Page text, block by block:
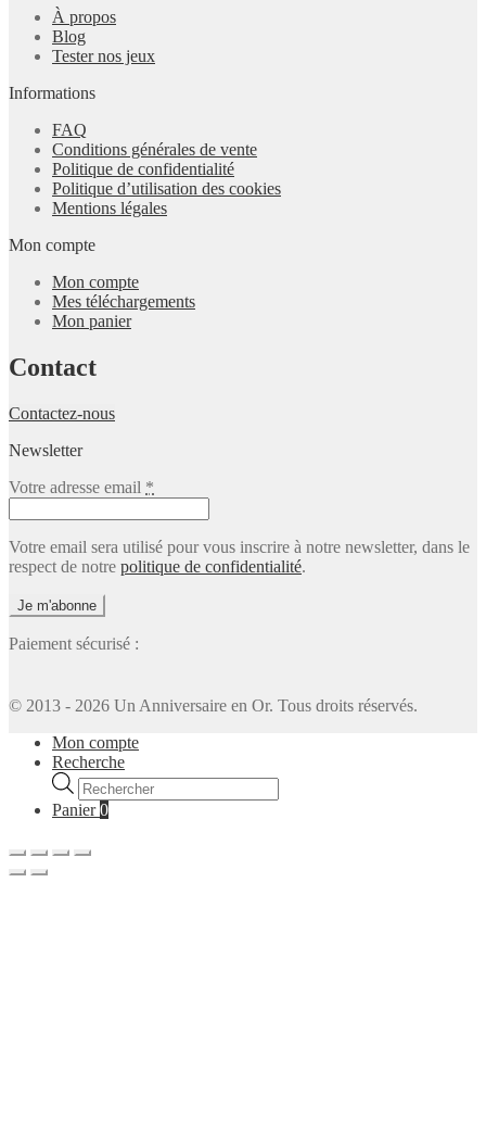
À propos
Blog
Tester nos jeux
Informations
FAQ
Conditions générales de vente
Politique de confidentialité
Politique d’utilisation des cookies
Mentions légales
Mon compte
Mon compte
Mes téléchargements
Mon panier
Contact
Contactez-nous
Newsletter
Votre adresse email *
Votre email sera utilisé pour vous inscrire à notre newsletter, dans le
respect de notre politique de confidentialité.
Paiement sécurisé :
© 2013 - 2026 Un Anniversaire en Or. Tous droits réservés.
Mon compte
Recherche
Recherche
de
produits
Panier0